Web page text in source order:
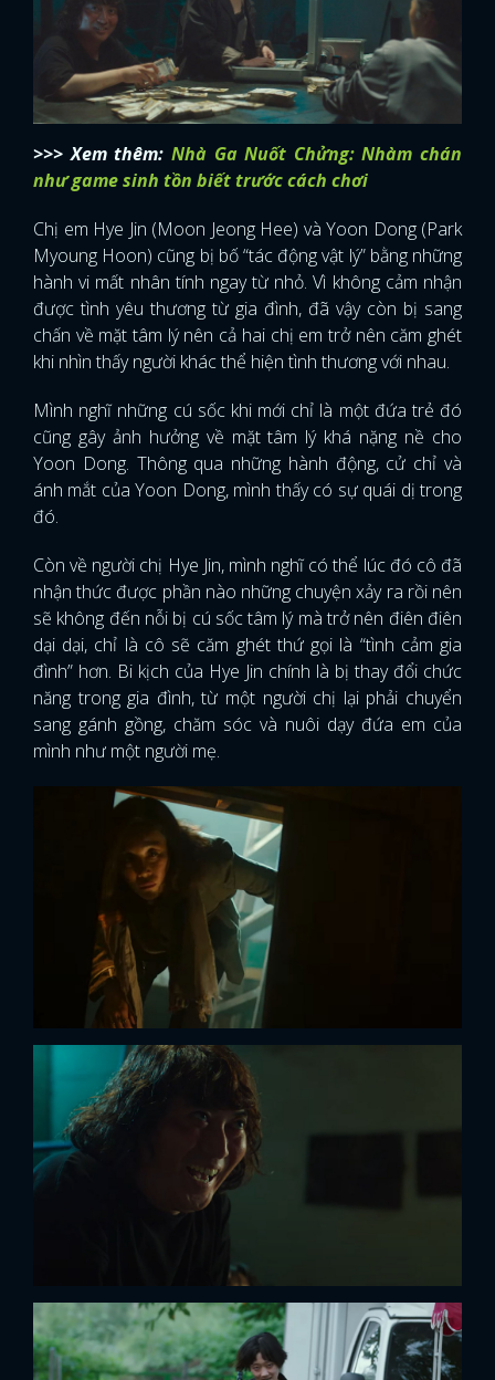
>>> Xem thêm: Nhà Ga Nuốt Chửng: Nhàm chán
như game sinh tồn biết trước cách chơi
Chị em Hye Jin (Moon Jeong Hee) và Yoon Dong (Park
Myoung Hoon) cũng bị bố “tác động vật lý” bằng những
hành vi mất nhân tính ngay từ nhỏ. Vì không cảm nhận
được tình yêu thương từ gia đình, đã vậy còn bị sang
chấn về mặt tâm lý nên cả hai chị em trở nên căm ghét
khi nhìn thấy người khác thể hiện tình thương với nhau.
Mình nghĩ những cú sốc khi mới chỉ là một đứa trẻ đó
cũng gây ảnh hưởng về mặt tâm lý khá nặng nề cho
Yoon Dong. Thông qua những hành động, cử chỉ và
ánh mắt của Yoon Dong, mình thấy có sự quái dị trong
đó.
Còn về người chị Hye Jin, mình nghĩ có thể lúc đó cô đã
nhận thức được phần nào những chuyện xảy ra rồi nên
sẽ không đến nỗi bị cú sốc tâm lý mà trở nên điên điên
dại dại, chỉ là cô sẽ căm ghét thứ gọi là “tình cảm gia
đình” hơn. Bi kịch của Hye Jin chính là bị thay đổi chức
năng trong gia đình, từ một người chị lại phải chuyển
sang gánh gồng, chăm sóc và nuôi dạy đứa em của
mình như một người mẹ.